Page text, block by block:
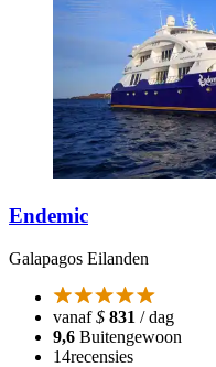
Endemic
Galapagos Eilanden
vanaf$ 831 / dag
9,6 Buitengewoon
14recensies